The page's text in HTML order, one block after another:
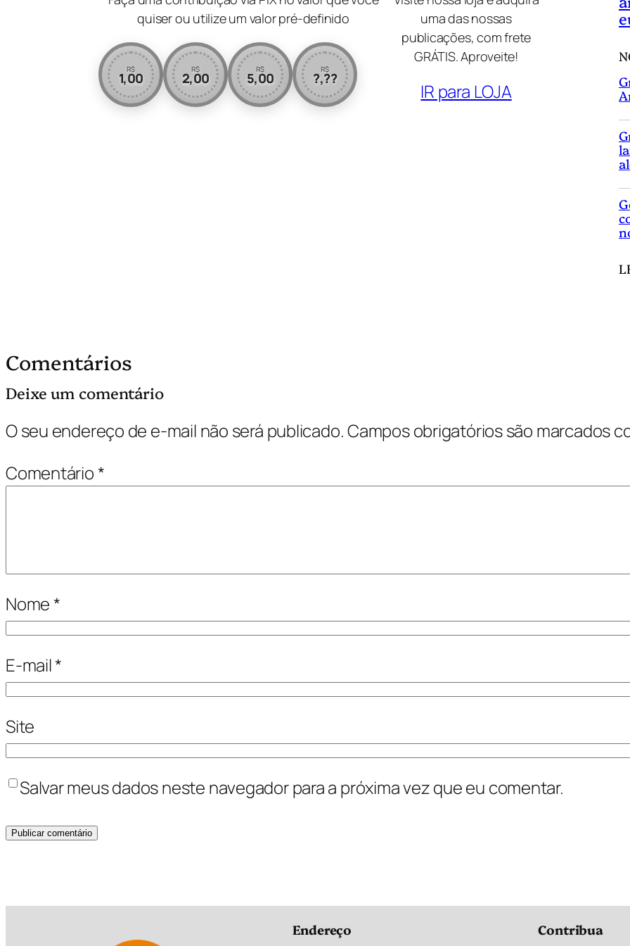
quiser ou utilize um valor pré-definido
R$
1,00
R$
2,00
R$
5,00
R$
?,??
uma das nossas
publicações, com frete
GRÁTIS. Aproveite!
IR para LOJA
Comentários
Deixe um comentário
O seu endereço de e-mail não será publicado.Campos obrigatórios são marcados
Comentário *
Nome *
E-mail*
Site
Salvar meus dados neste navegador para a próxima vez que eu comentar.
Endereço Contribua